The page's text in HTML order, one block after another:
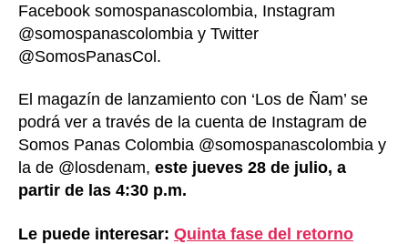
Facebook somospanascolombia, Instagram
@somospanascolombia y Twitter
@SomosPanasCol.
El magazín de lanzamiento con ‘Los de Ñam’ se
podrá ver a través de la cuenta de Instagram de
Somos Panas Colombia @somospanascolombia y
la de @losdenam, este jueves 28 de julio, a
partir de las 4:30 p.m.
Le puede interesar: Quinta fase del retorno